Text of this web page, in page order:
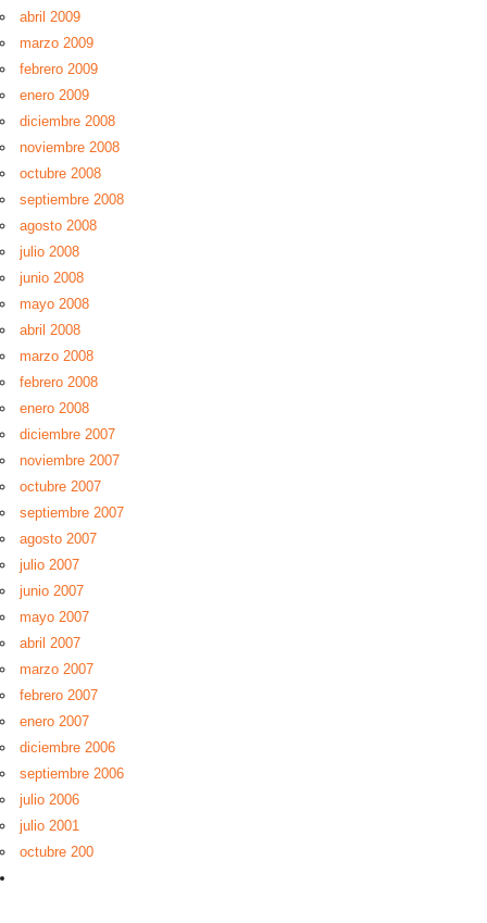
abril 2009
marzo 2009
febrero 2009
enero 2009
diciembre 2008
noviembre 2008
octubre 2008
septiembre 2008
agosto 2008
julio 2008
junio 2008
mayo 2008
abril 2008
marzo 2008
febrero 2008
enero 2008
diciembre 2007
noviembre 2007
octubre 2007
septiembre 2007
agosto 2007
julio 2007
junio 2007
mayo 2007
abril 2007
marzo 2007
febrero 2007
enero 2007
diciembre 2006
septiembre 2006
julio 2006
julio 2001
octubre 200